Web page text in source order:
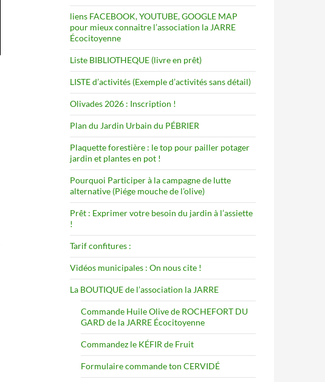
liens FACEBOOK, YOUTUBE, GOOGLE MAP
pour mieux connaitre l’association la JARRE
Écocitoyenne
Liste BIBLIOTHEQUE (livre en prêt)
LISTE d’activités (Exemple d’activités sans détail)
Olivades 2026 : Inscription !
Plan du Jardin Urbain du PÉBRIER
Plaquette forestière : le top pour pailler potager
jardin et plantes en pot !
Pourquoi Participer à la campagne de lutte
alternative (Piége mouche de l’olive)
Prêt : Exprimer votre besoin du jardin à l’assiette
!
Tarif confitures :
Vidéos municipales : On nous cite !
La BOUTIQUE de l’association la JARRE
Commande Huile Olive de ROCHEFORT DU
GARD de la JARRE Écocitoyenne
Commandez le KÉFIR de Fruit
Formulaire commande ton CERVIDÉ